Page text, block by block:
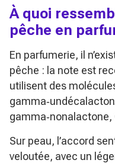
À quoi
pêche en
En parfumerie, il
pêche : la note est
utilisent des
Sur peau, l’accord
veloutée, avec un